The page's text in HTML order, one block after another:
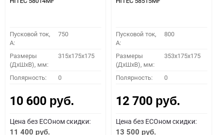
Пусковой ток,
A:
750
Размеры
(ДхШхВ), мм:
315x175x175
Полярность: 0
10 600 руб.
Цена без ECOном скидки:
11 400 руб.
Пусковой ток,
A:
800
Размеры
(ДхШхВ), мм:
353x175x175
Полярность: 0
12 700 руб.
Цена без ECOном скидки:
13 500 руб.